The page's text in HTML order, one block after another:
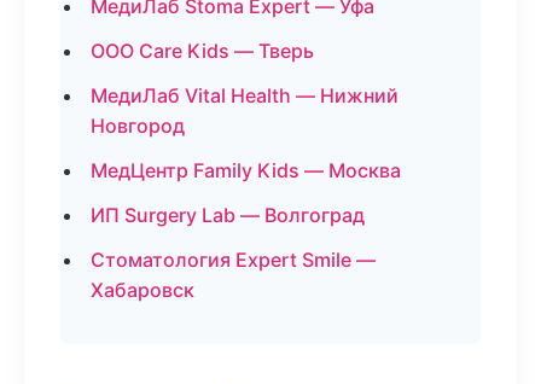
МедиЛаб Stoma Expert — Уфа
ООО Care Kids — Тверь
МедиЛаб Vital Health — Нижний
Новгород
МедЦентр Family Kids — Москва
ИП Surgery Lab — Волгоград
Стоматология Expert Smile —
Хабаровск